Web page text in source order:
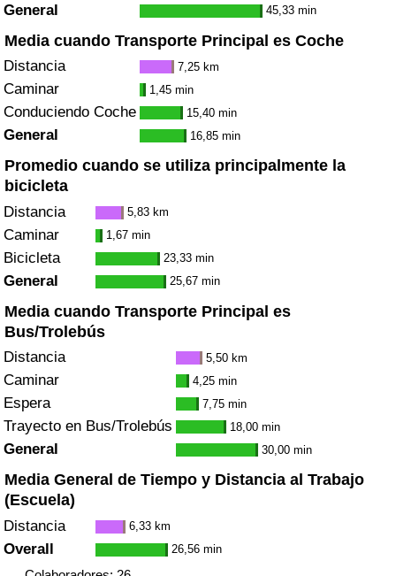
General 45,33 min
Media cuando Transporte Principal es Coche
Distancia 7,25 km
Caminar 1,45 min
Conduciendo Coche 15,40 min
General 16,85 min
Promedio cuando se utiliza principalmente la
bicicleta
Distancia 5,83 km
Caminar 1,67 min
Bicicleta 23,33 min
General 25,67 min
Media cuando Transporte Principal es
Bus/Trolebús
Distancia 5,50 km
Caminar 4,25 min
Espera 7,75 min
Trayecto en Bus/Trolebús 18,00 min
General 30,00 min
Media General de Tiempo y Distancia al Trabajo
(Escuela)
Distancia 6,33 km
Overall 26,56 min